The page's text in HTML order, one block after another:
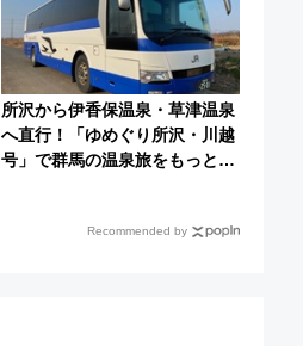
所沢から伊香保温泉・草津温泉
へ直行！「ゆめぐり所沢・川越
号」で群馬の温泉旅をもっと気
Recommended by